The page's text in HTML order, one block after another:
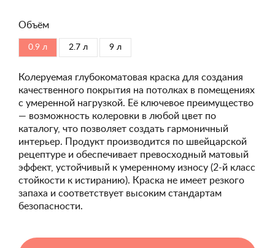
Объём
0.9 л 2.7 л 9 л
Колеруемая глубокоматовая краска для создания
качественного покрытия на потолках в помещениях
с умеренной нагрузкой. Её ключевое преимущество
— возможность колеровки в любой цвет по
каталогу, что позволяет создать гармоничный
интерьер. Продукт производится по швейцарской
рецептуре и обеспечивает превосходный матовый
эффект, устойчивый к умеренному износу (2-й класс
стойкости к истиранию). Краска не имеет резкого
запаха и соответствует высоким стандартам
безопасности.